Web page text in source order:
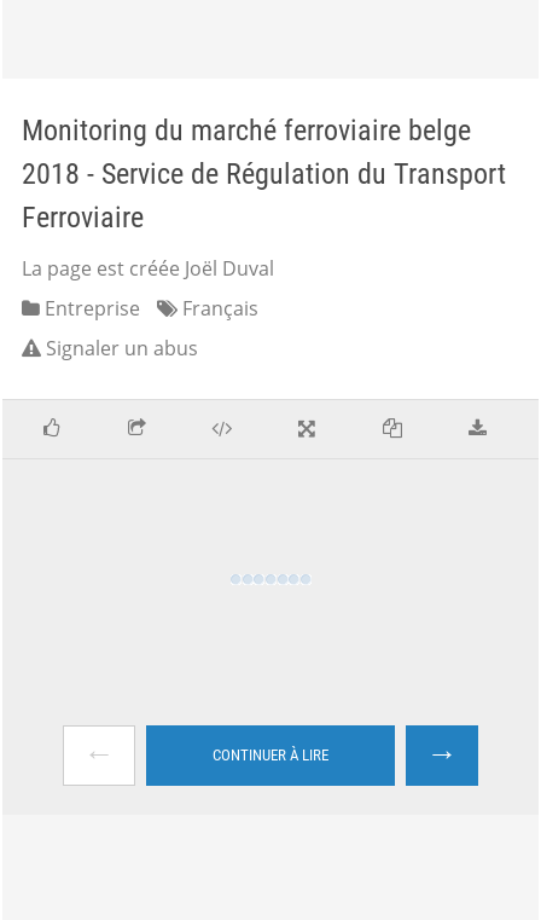
Monitoring du marché ferroviaire belge
2018 - Service de Régulation du Transport
Ferroviaire
La page est créée Joël Duval
Entreprise
Français
Signaler un abus
← CONTINUER À LIRE →